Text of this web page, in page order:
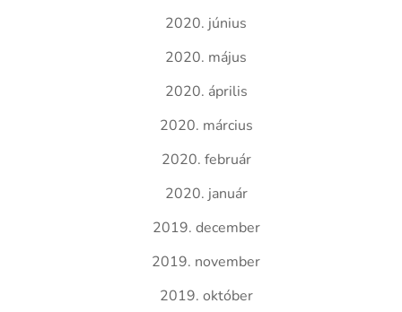
2020. június
2020. május
2020. április
2020. március
2020. február
2020. január
2019. december
2019. november
2019. október